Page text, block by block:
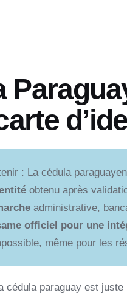
: La cédula
obtenu après
administrative,
officiel pour une
même pour les
cédula paraguay est